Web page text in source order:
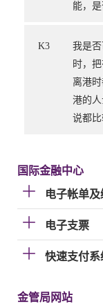
能，
K3
我是
时，
离港
港的
说都比
国际金融中心
电子帐单及
电子支票
快速支付系
金管局网站